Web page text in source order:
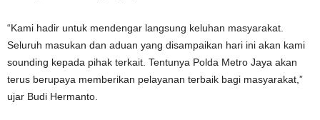
“Kami hadir untuk mendengar langsung keluhan masyarakat.
Seluruh masukan dan aduan yang disampaikan hari ini akan kami
sounding kepada pihak terkait. Tentunya Polda Metro Jaya akan
terus berupaya memberikan pelayanan terbaik bagi masyarakat,”
ujar Budi Hermanto.